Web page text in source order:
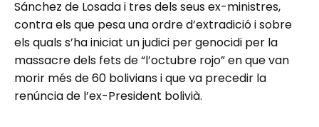
Sánchez de Losada i tres dels seus ex-ministres,
contra els que pesa una ordre d’extradició i sobre
els quals s’ha iniciat un judici per genocidi per la
massacre dels fets de “l’octubre rojo” en que van
morir més de 60 bolivians i que va precedir la
renúncia de l’ex-President bolivià.